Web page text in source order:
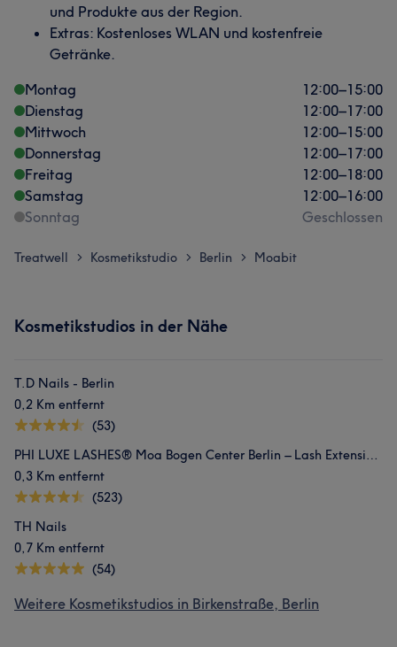
und Produkte aus der Region.
Extras: Kostenloses WLAN und kostenfreie
Getränke.
Montag
12:00–15:00
Dienstag
12:00–17:00
Mittwoch
12:00–15:00
Donnerstag
12:00–17:00
Freitag
12:00–18:00
Samstag
12:00–16:00
Sonntag
Geschlossen
Treatwell > Kosmetikstudio > Berlin > Moabit
Kosmetikstudios in der Nähe
T.D Nails - Berlin
0,2 Km entfernt
(53)
PHI LUXE LASHES® Moa Bogen Center Berlin – Lash Extensions
0,3 Km entfernt
(523)
TH Nails
0,7 Km entfernt
(54)
Weitere Kosmetikstudios in Birkenstraße, Berlin